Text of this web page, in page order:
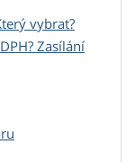
vybrat?
Zasílání